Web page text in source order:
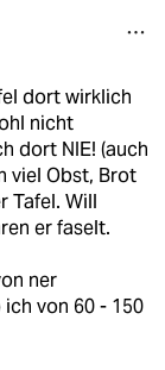
dort wirklich
nicht
dort NIE! (auch
viel Obst, Brot
Tafel. Will
er faselt.
ner
von 60 - 150